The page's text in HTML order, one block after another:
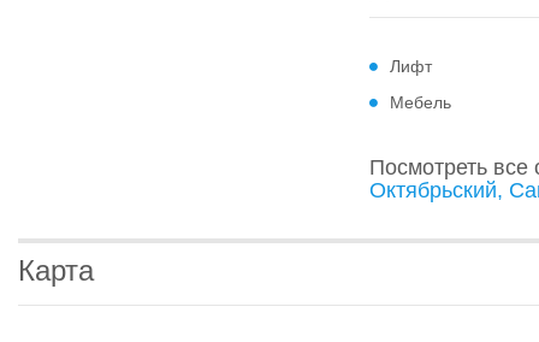
Лифт
Мебель
Посмотреть
Октябрьский,
Карта